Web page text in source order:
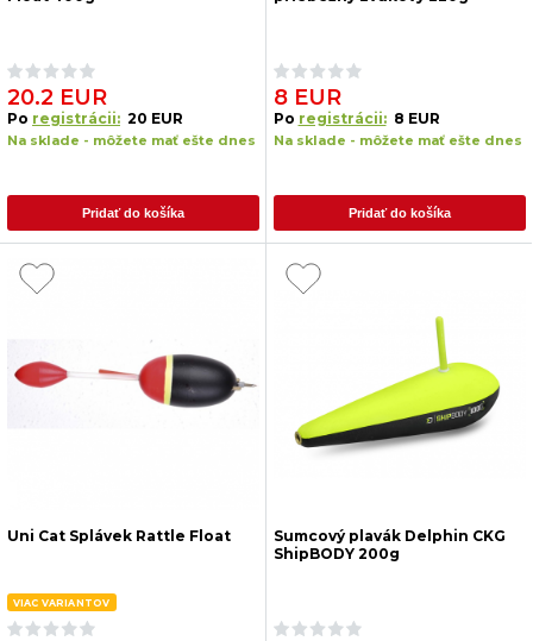
20.2 EUR
Po registrácii: 20 EUR
Na sklade - môžete mať ešte dnes
Pridať do košíka
8 EUR
Po registrácii: 8 EUR
Na sklade - môžete mať ešte dnes
Pridať do košíka
Uni Cat Splávek Rattle Float
VIAC VARIANTOV
Sumcový plavák Delphin CKG
ShipBODY 200g